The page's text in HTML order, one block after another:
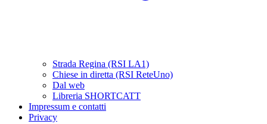
Strada Regina (RSI LA1)
Chiese in diretta (RSI ReteUno)
Dal web
Libreria SHORTCATT
Impressum e contatti
Privacy